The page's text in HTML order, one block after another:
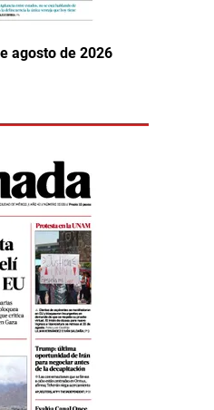
agosto de 2026